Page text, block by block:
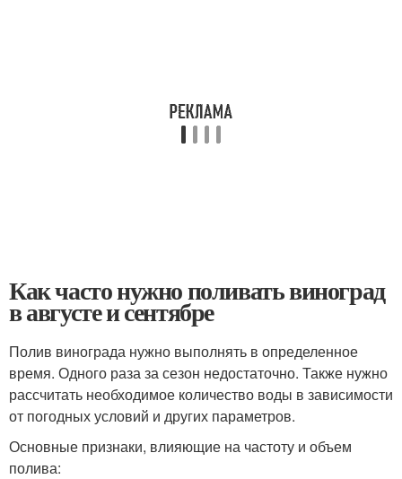
Как часто нужно поливать виноград
в августе и сентябре
Полив винограда нужно выполнять в определенное
время. Одного раза за сезон недостаточно. Также нужно
рассчитать необходимое количество воды в зависимости
от погодных условий и других параметров.
Основные признаки, влияющие на частоту и объем
полива: